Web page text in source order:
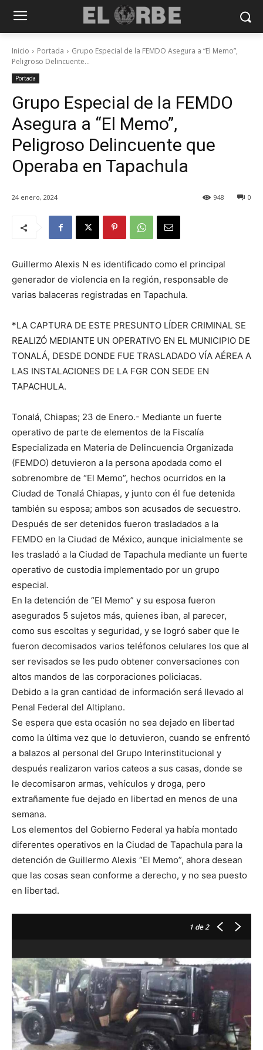
Inicio Portada
Grupo Especial de la FEMDO Asegura a “El Memo”,
Peligroso Delincuente...
Portada
Grupo Especial de la FEMDO
Asegura a “El Memo”,
Peligroso Delincuente que
Operaba en Tapachula
24 enero, 2024 0
948
Guillermo Alexis N es identificado como el principal
generador de violencia en la región, responsable de
varias balaceras registradas en Tapachula.
*LA CAPTURA DE ESTE PRESUNTO LÍDER CRIMINAL SE
REALIZÓ MEDIANTE UN OPERATIVO EN EL MUNICIPIO DE
TONALÁ, DESDE DONDE FUE TRASLADADO VÍA AÉREA A
LAS INSTALACIONES DE LA FGR CON SEDE EN
TAPACHULA.
Tonalá, Chiapas; 23 de Enero.- Mediante un fuerte
operativo de parte de elementos de la Fiscalía
Especializada en Materia de Delincuencia Organizada
(FEMDO) detuvieron a la persona apodada como el
sobrenombre de “El Memo”, hechos ocurridos en la
Ciudad de Tonalá Chiapas, y junto con él fue detenida
también su esposa; ambos son acusados de secuestro.
Después de ser detenidos fueron trasladados a la
FEMDO en la Ciudad de México, aunque inicialmente se
les trasladó a la Ciudad de Tapachula mediante un fuerte
operativo de custodia implementado por un grupo
especial.
En la detención de “El Memo” y su esposa fueron
asegurados 5 sujetos más, quienes iban, al parecer,
como sus escoltas y seguridad, y se logró saber que le
fueron decomisados varios teléfonos celulares los que al
ser revisados se les pudo obtener conversaciones con
altos mandos de las corporaciones policiacas.
Debido a la gran cantidad de información será llevado al
Penal Federal del Altiplano.
Se espera que esta ocasión no sea dejado en libertad
como la última vez que lo detuvieron, cuando se enfrentó
a balazos al personal del Grupo Interinstitucional y
después realizaron varios cateos a sus casas, donde se
le decomisaron armas, vehículos y droga, pero
extrañamente fue dejado en libertad en menos de una
semana.
Los elementos del Gobierno Federal ya había montado
diferentes operativos en la Ciudad de Tapachula para la
detención de Guillermo Alexis “El Memo”, ahora desean
que las cosas sean conforme a derecho, y no sea puesto
en libertad.
1 de 2